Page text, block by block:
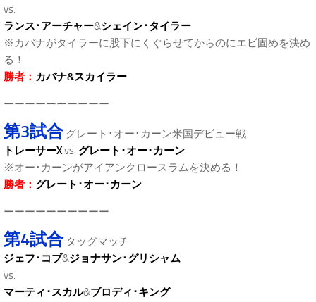
vs.
ランス･アーチャー&シェイン･タイラー
※カバナがタイラーに股下にくぐらせてからのにエビ固めを決め
る！
勝者： カバナ&スカイラー
ーーーーーーーーーー
第3試合グレート･オー･カーン米国デビュー戦
トレーサーXvs. グレート･オー･カーン
※オー･カーンがアイアンクロースラムを決める！
勝者： グレート･オー･カーン
ーーーーーーーーーー
第4試合タッグマッチ
ジェフ･コブ&ジョナサン･グリシャム
vs.
マーティ･スカル&ブロディ･キング